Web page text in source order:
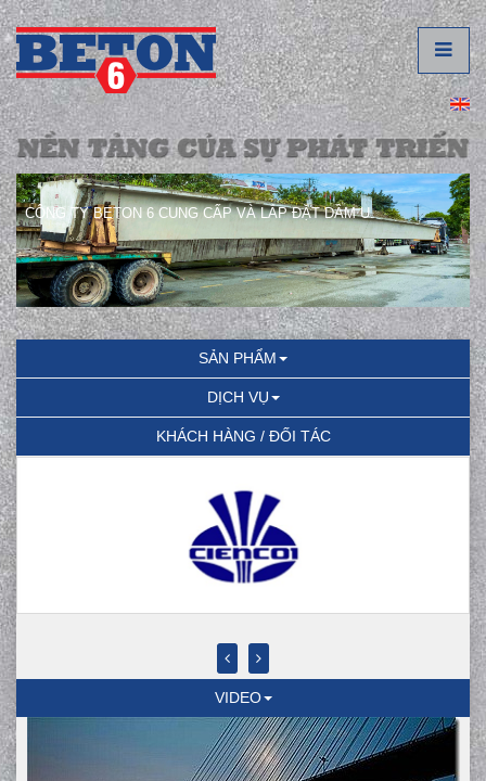
CÔNG TY BETON 6 CUNG CẤP VÀ LẮP ĐẶT DẦM U.
SẢN PHẨM
DỊCH VỤ
KHÁCH HÀNG / ĐỐI TÁC
VIDEO